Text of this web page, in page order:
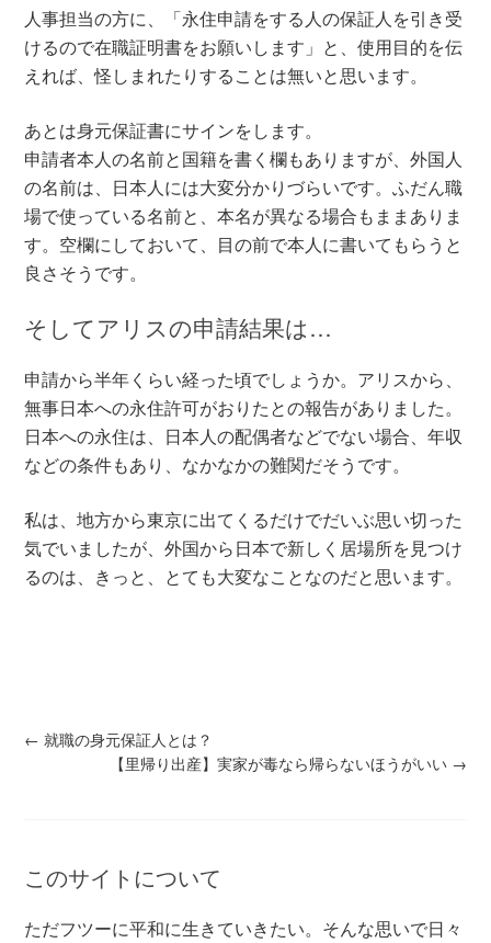
人事担当の方に、「永住申請をする人の保証人を引き受
けるので在職証明書をお願いします」と、使用目的を伝
えれば、怪しまれたりすることは無いと思います。
あとは身元保証書にサインをします。
申請者本人の名前と国籍を書く欄もありますが、外国人
の名前は、日本人には大変分かりづらいです。ふだん職
場で使っている名前と、本名が異なる場合もままありま
す。空欄にしておいて、目の前で本人に書いてもらうと
良さそうです。
そしてアリスの申請結果は…
申請から半年くらい経った頃でしょうか。アリスから、
無事日本への永住許可がおりたとの報告がありました。
日本への永住は、日本人の配偶者などでない場合、年収
などの条件もあり、なかなかの難関だそうです。
私は、地方から東京に出てくるだけでだいぶ思い切った
気でいましたが、外国から日本で新しく居場所を見つけ
るのは、きっと、とても大変なことなのだと思います。
← 就職の身元保証人とは？
【里帰り出産】実家が毒なら帰らないほうがいい →
このサイトについて
ただフツーに平和に生きていきたい。そんな思いで日々